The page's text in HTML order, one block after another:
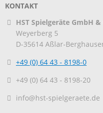
KONTAKT
HST Spielgeräte GmbH &
Weyerberg 5
D-35614 Aßlar-
+49 (0) 64 43 - 8198-0
+49 (0) 64 43 - 8198-20
info@hst-spielgeraete.de